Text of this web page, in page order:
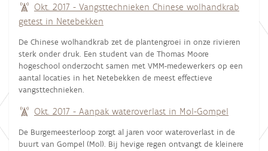
Okt. 2017 - Vangsttechnieken Chinese wolhandkrab
getest in Netebekken
De Chinese wolhandkrab zet de plantengroei in onze rivieren
sterk onder druk. Een student van de Thomas Moore
hogeschool onderzocht samen met VMM-medewerkers op een
aantal locaties in het Netebekken de meest effectieve
vangsttechnieken.
Okt. 2017 - Aanpak wateroverlast in Mol-Gompel
De Burgemeesterloop zorgt al jaren voor wateroverlast in de
buurt van Gompel (Mol). Bij hevige regen ontvangt de kleinere